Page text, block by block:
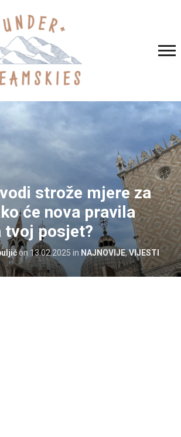
strože mjere za
će nova pravila
tvoj posjet?
on 13.02.2025 in NAJNOVIJE,VIJESTI